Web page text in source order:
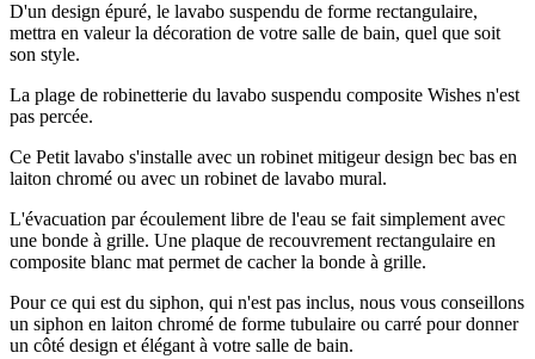
D'un design épuré, le lavabo suspendu de forme rectangulaire,
mettra en valeur la décoration de votre salle de bain, quel que soit
son style.
La plage de robinetterie du lavabo suspendu composite Wishes n'est
pas percée.
Ce Petit lavabo s'installe avec un robinet mitigeur design bec bas en
laiton chromé ou avec un robinet de lavabo mural.
L'évacuation par écoulement libre de l'eau se fait simplement avec
une bonde à grille. Une plaque de recouvrement rectangulaire en
composite blanc mat permet de cacher la bonde à grille.
Pour ce qui est du siphon, qui n'est pas inclus, nous vous conseillons
un siphon en laiton chromé de forme tubulaire ou carré pour donner
un côté design et élégant à votre salle de bain.